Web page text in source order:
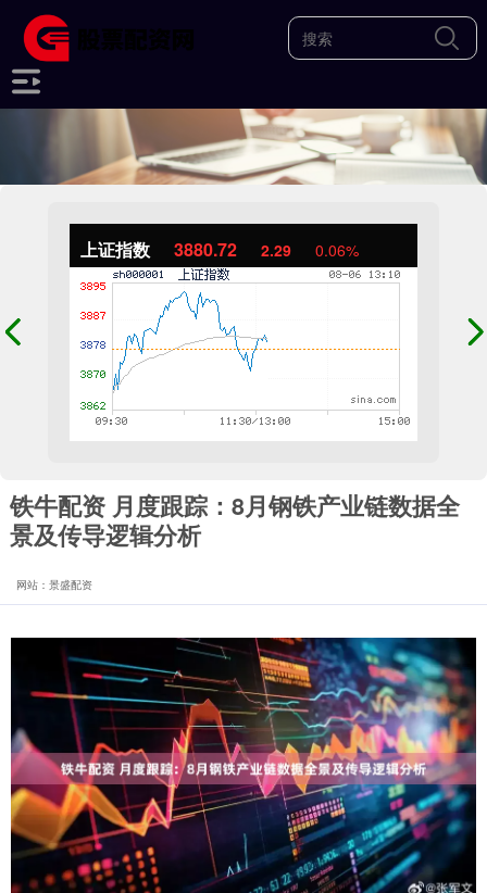
上证指数 3880.72 2.29 0.06%
铁牛配资 月度跟踪：8月钢铁产业链数据全
景及传导逻辑分析
网站：景盛配资